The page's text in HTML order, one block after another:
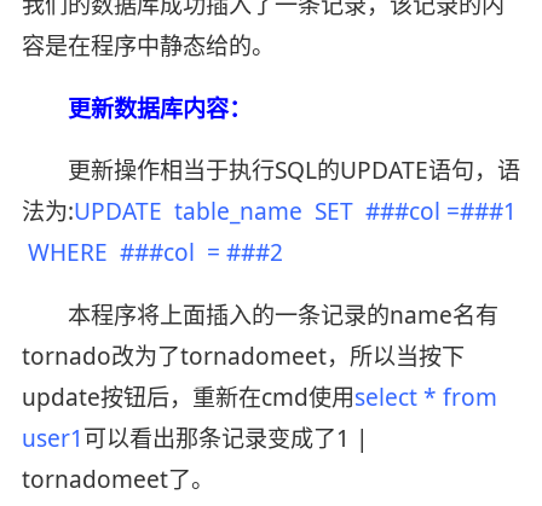
容是在程序中静态给的。
更新数据库内容：
更新操作相当于执行SQL的UPDATE语句，语
法为:UPDATE table_name SET ###col =###1
WHERE ###col = ###2
本程序将上面插入的一条记录的name名有
tornado改为了tornadomeet，所以当按下
update按钮后，重新在cmd使用select * from
user1可以看出那条记录变成了1 |
tornadomeet了。